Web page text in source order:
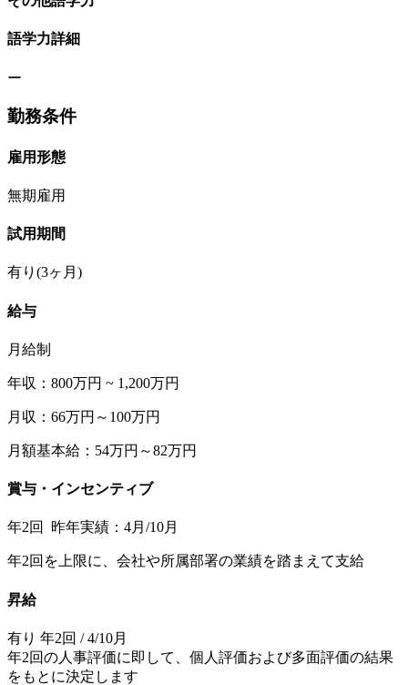
語学力詳細
ー
勤務条件
雇用形態
無期雇用
試用期間
有り(3ヶ月)
給与
月給制
年収：800万円 ~ 1,200万円
月収：66万円～100万円
月額基本給：54万円～82万円
賞与・インセンティブ
年2回 昨年実績：4月/10月
年2回を上限に、会社や所属部署の業績を踏まえて支給
昇給
有り 年2回 / 4/10月
年2回の人事評価に即して、個人評価および多面評価の結果
をもとに決定します